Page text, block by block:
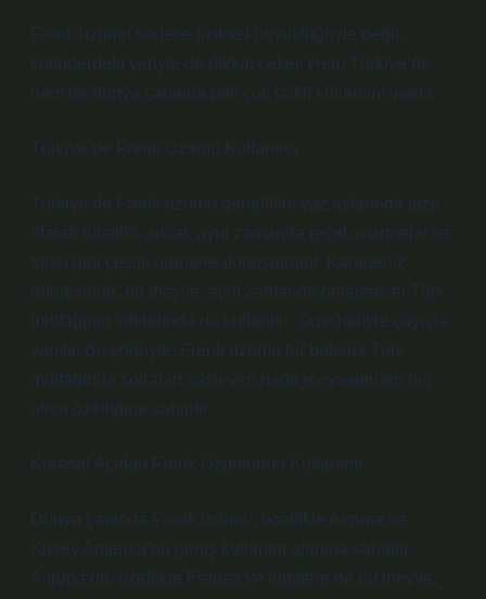
Frenk üzümü sadece fiziksel büyüklüğüyle değil,
kültürlerdeki yeriyle de dikkat çeker. Hem Türkiye’de
hem de dünya çapında pek çok farklı kullanımı vardır.
Türkiye’de Frenk Üzümü Kullanımı
Türkiye’de Frenk üzümü genellikle yaz aylarında taze
olarak tüketilir, ancak aynı zamanda reçel, marmelat ve
turşu gibi çeşitli ürünlere dönüştürülür. Karadeniz
bölgesinde, bu meyve; aynı zamanda geleneksel Türk
mutfağının tatlılarında da kullanılır. Taze haliyle çayı da
yapılır. Bu yönüyle, Frenk üzümü bir bakıma Türk
mutfağında sofraları süsleyen nadir meyvelerden biri
olma özelliğine sahiptir.
Küresel Açıdan Frenk Üzümünün Kullanımı
Dünya çapında Frenk üzümü, özellikle Avrupa ve
Kuzey Amerika’da geniş kullanım alanına sahiptir.
Avrupa’da, özellikle Fransa ve İngiltere’de bu meyve,